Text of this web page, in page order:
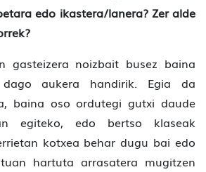
edo ikastera/lanera? Zer alde
gasteizera noizbait busez baina
aukera handirik. Egia da
baina oso ordutegi gutxi daude
egiteko, edo bertso klaseak
kotxea behar dugu bai edo
hartuta arrasatera mugitzen